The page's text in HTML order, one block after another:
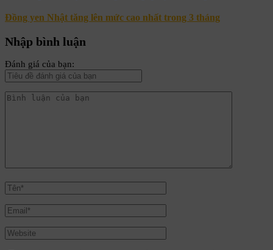
Đồng yen Nhật tăng lên mức cao nhất trong 3 tháng
Nhập bình luận
Đánh giá của bạn: